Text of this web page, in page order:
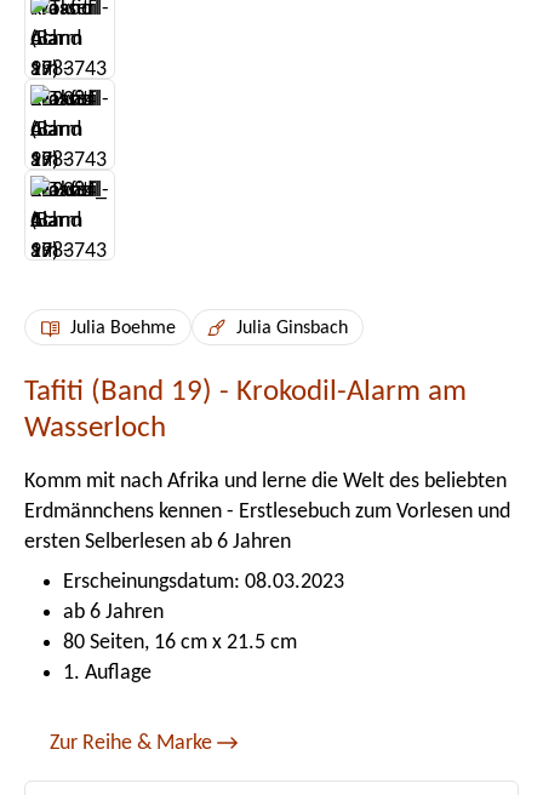
Julia Boehme Julia Ginsbach
Tafiti (Band 19) - Krokodil-Alarm am
Wasserloch
Komm mit nach Afrika und lerne die Welt des beliebten
Erdmännchens kennen - Erstlesebuch zum Vorlesen und
ersten Selberlesen ab 6 Jahren
Erscheinungsdatum: 08.03.2023
ab 6 Jahren
80 Seiten, 16 cm x 21.5 cm
1. Auflage
Zur Reihe & Marke